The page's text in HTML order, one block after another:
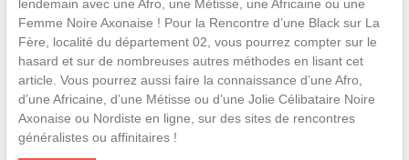
lendemain avec une Afro, une Métisse, une Africaine ou une
Femme Noire Axonaise ! Pour la Rencontre d’une Black sur La
Fère, localité du département 02, vous pourrez compter sur le
hasard et sur de nombreuses autres méthodes en lisant cet
article. Vous pourrez aussi faire la connaissance d’une Afro,
d’une Africaine, d’une Métisse ou d’une Jolie Célibataire Noire
Axonaise ou Nordiste en ligne, sur des sites de rencontres
généralistes ou affinitaires !